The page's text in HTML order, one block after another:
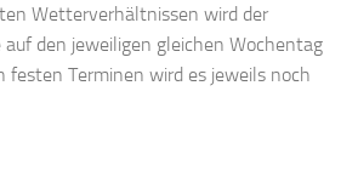
Wetterverhältnissen wird der
den jeweiligen gleichen Wochentag
festen Terminen wird es jeweils noch